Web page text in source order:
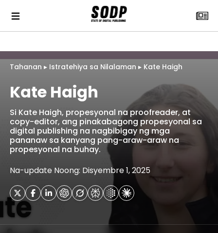
Tahanan ▸ Istratehiya sa Nilalaman ▸ Kate Haigh
Kate Haigh
Si Kate Haigh, propesyonal na proofreader, at
copy-editor, ang pinakabagong propesyonal sa
digital publishing na nagbibigay ng mga
pananaw sa kanyang pang-araw-araw na
propesyonal na buhay.
Na-update Noong: Disyembre 1, 2025